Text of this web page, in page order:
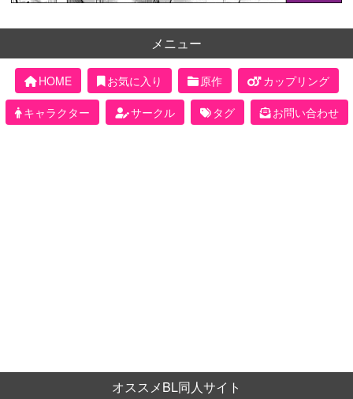
メニュー
HOME お気に入り 原作
カップリング
キャラクター
サークル タグ お問い合わせ
オススメBL同人サイト